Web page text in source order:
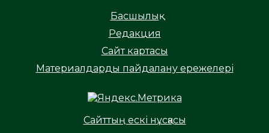
Басшылық
Редакция
Сайт картасы
Материалдарды пайдалану ережелері
Сайттың ескі нұсқасы